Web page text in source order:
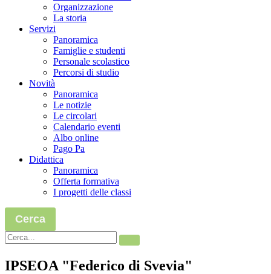
Organizzazione
La storia
Servizi
Panoramica
Famiglie e studenti
Personale scolastico
Percorsi di studio
Novità
Panoramica
Le notizie
Le circolari
Calendario eventi
Albo online
Pago Pa
Didattica
Panoramica
Offerta formativa
I progetti delle classi
Cerca
IPSEOA "Federico di Svevia"